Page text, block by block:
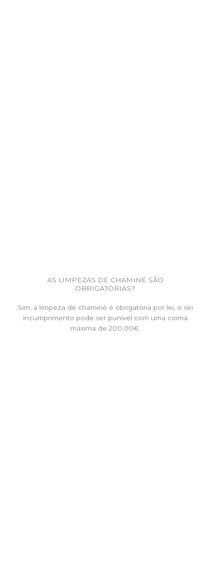
AS LIMPEZAS DE CHAMINÉ SÃO
OBRIGATÓRIAS?
Sim, a limpeza de chaminé é obrigatória por lei, o sei
incumprimento pode ser punível com uma coima
máxima de 200.00€.